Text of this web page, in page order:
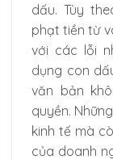
dấu. Tùy
phạt tiền từ
với các lỗi
dụng con
văn bản
quyền.
kinh tế mà
của doanh